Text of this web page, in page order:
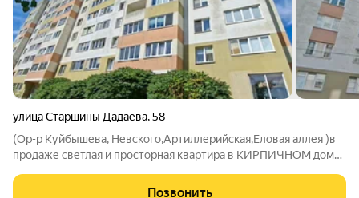
улица Старшины Дадаева,58
(Ор-р Куйбышева, Невского,Артиллерийская,Еловая аллея )в
продаже светлая и просторная квартира в КИРПИЧНОМ доме
газовое отопление, ремонт выполнен в светлых тонах ,
Позвонить